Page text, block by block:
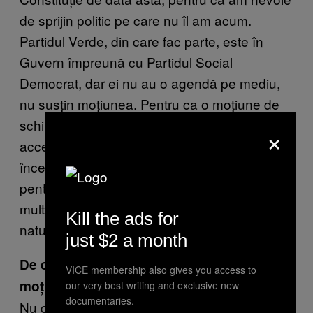
de sprijin politic pe care nu îl am acum.
Partidul Verde, din care fac parte, este în
Guvern împreună cu Partidul Social
Democrat, dar ei nu au o agendă pe mediu,
nu susțin moțiunea. Pentru ca o moțiune de
schimbare a Constituției să treacă, trebuie
acceptată de două guverne diferite. Dar este
începutul a ceva măreț, este un început
pentru oameni să se gândească la asta mai
mult și poate în timp includem drepturile
naturii în programul politic al tuturor partidelor.
De ce social-democrații nu susțin
moțiunea?
Nu cred că ei sunt pregătiți să înțeleagă
×
Kill the ads for
just $2 a month
VICE membership also gives you access to
our very best writing and exclusive new
documentaries.